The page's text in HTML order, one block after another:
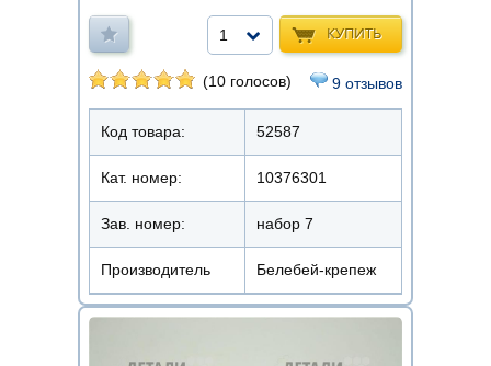
КУПИТЬ
1
(10 голосов) 9 отзывов
Код товара: 52587
Кат. номер: 10376301
Зав. номер: набор 7
Производитель Белебей-крепеж